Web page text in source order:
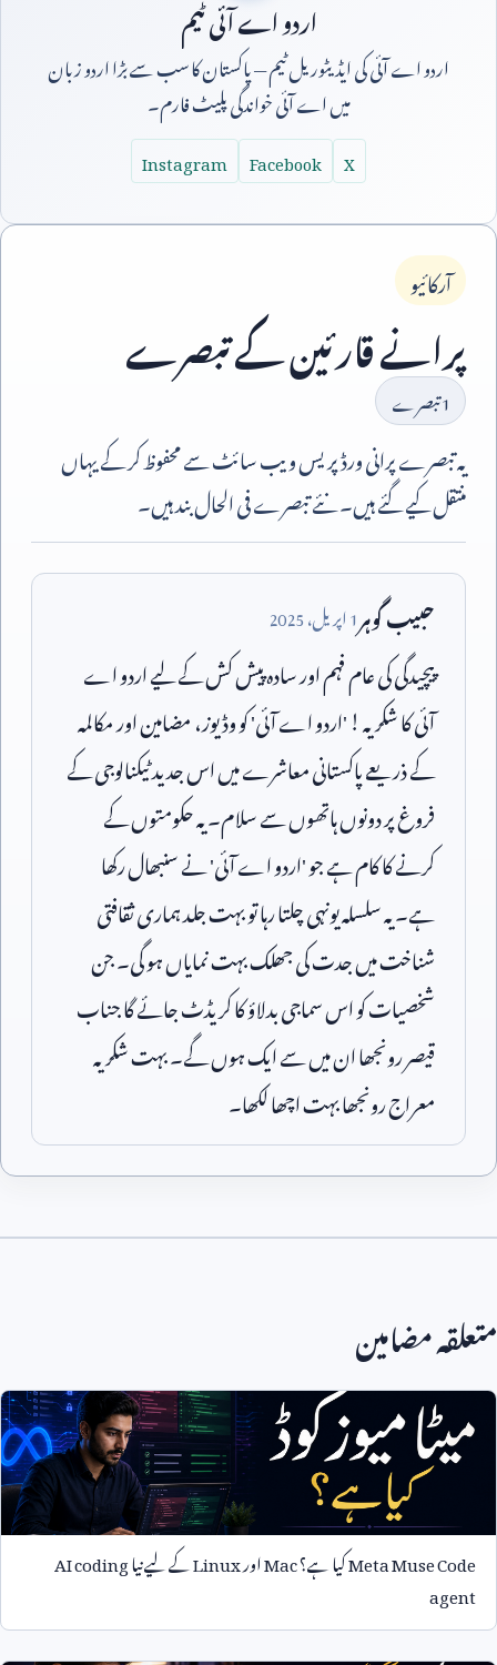
اردو اے آئی ٹیم
اردو اے آئی کی ایڈیٹوریل ٹیم — پاکستان کا سب سے بڑا اردو زبان
میں اے آئی خواندگی پلیٹ فارم۔
X
Facebook
Instagram
آرکائیو
پرانے قارئین کے تبصرے
1تبصرے
یہ تبصرے پرانی ورڈپریس ویب سائٹ سے محفوظ کر کے یہاں
منتقل کیے گئے ہیں۔ نئے تبصرے فی الحال بند ہیں۔
حبیب گوہر1اپریل،2025
پیچیدگی کی عام فہم اور سادہ پیش کش کے لیے اردو اے
آئی کا شکریہ ! 'اردو اے آئی' کو وڈیوز، مضامین اور مکالمہ
کے ذریعے پاکستانی معاشرے میں اس جدید ٹیکنالوجی کے
فروغ پر دونوں ہاتھوں سے سلام۔ یہ حکومتوں کے
کرنے کا کام ہے جو 'اردو اے آئی' نے سنبھال رکھا
ہے۔ یہ سلسلہ یونہی چلتا رہا تو بہت جلد ہماری ثقافتی
شناخت میں جدت کی جھلک بہت نمایاں ہو گی۔ جن
شخصیات کو اس سماجی بدلاؤ کا کریڈٹ جائے گا جناب
قیصر رونجھا ان میں سے ایک ہوں گے۔ بہت شکریہ
معراج رونجھا بہت اچھا لکھا۔
متعلقہ مضامین
Meta Muse Codeکیا ہے؟MacاورLinuxکے لیے نیاAI coding
agent